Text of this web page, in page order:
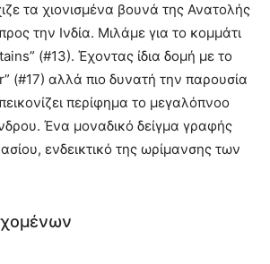
τα χιονισμένα βουνά της Ανατολής
την Ινδία. Μιλάμε για το κομμάτι
(#13). Έχοντας ίδια δομή με το
(#17) αλλά πιο δυνατή την παρουσία
περίφημα το μεγαλόπνοο
Ένα μοναδικό δείγμα γραφής
ενδεικτικό της ωρίμανσης των